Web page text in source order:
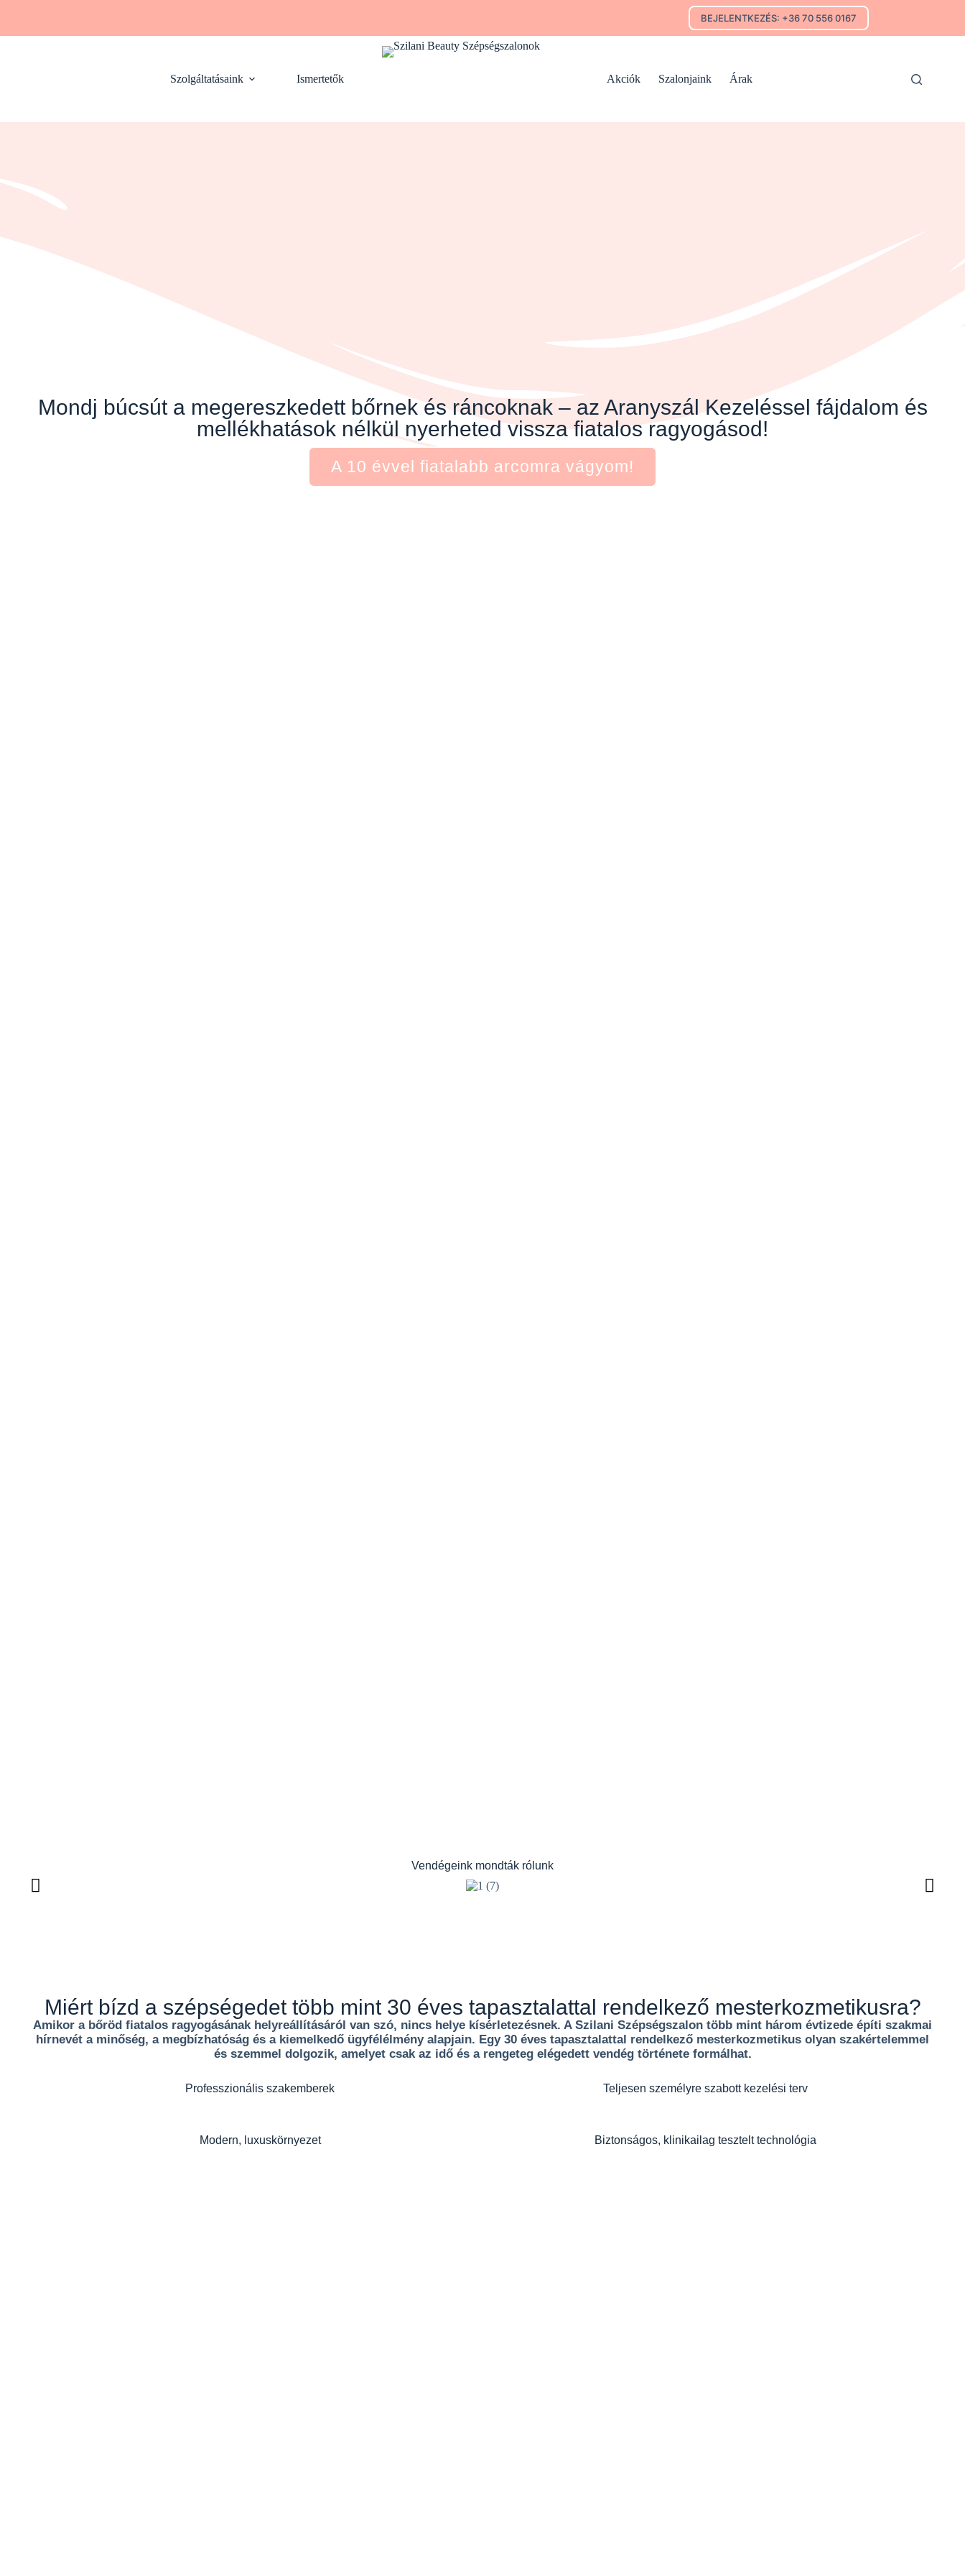
BEJELENTKEZÉS: +36 70 556 0167
Szolgáltatásaink Ismertetők Akciók Szalonjaink Árak
Mondj búcsút a megereszkedett bőrnek és ráncoknak – az Aranyszál Kezeléssel fájdalom és
mellékhatások nélkül nyerheted vissza fiatalos ragyogásod!
A 10 évvel fiatalabb arcomra vágyom!
Vendégeink mondták rólunk
Miért bízd a szépségedet több mint 30 éves tapasztalattal rendelkező mesterkozmetikusra?
Amikor a bőröd fiatalos ragyogásának helyreállításáról van szó, nincs helye kísérletezésnek. A Szilani Szépségszalon több mint három évtizede építi szakmai
hírnevét a minőség, a megbízhatóság és a kiemelkedő ügyfélélmény alapjain. Egy 30 éves tapasztalattal rendelkező mesterkozmetikus olyan szakértelemmel
és szemmel dolgozik, amelyet csak az idő és a rengeteg elégedett vendég története formálhat.
Professzionális szakemberek Teljesen személyre szabott kezelési terv
Modern, luxuskörnyezet Biztonságos, klinikailag tesztelt technológia